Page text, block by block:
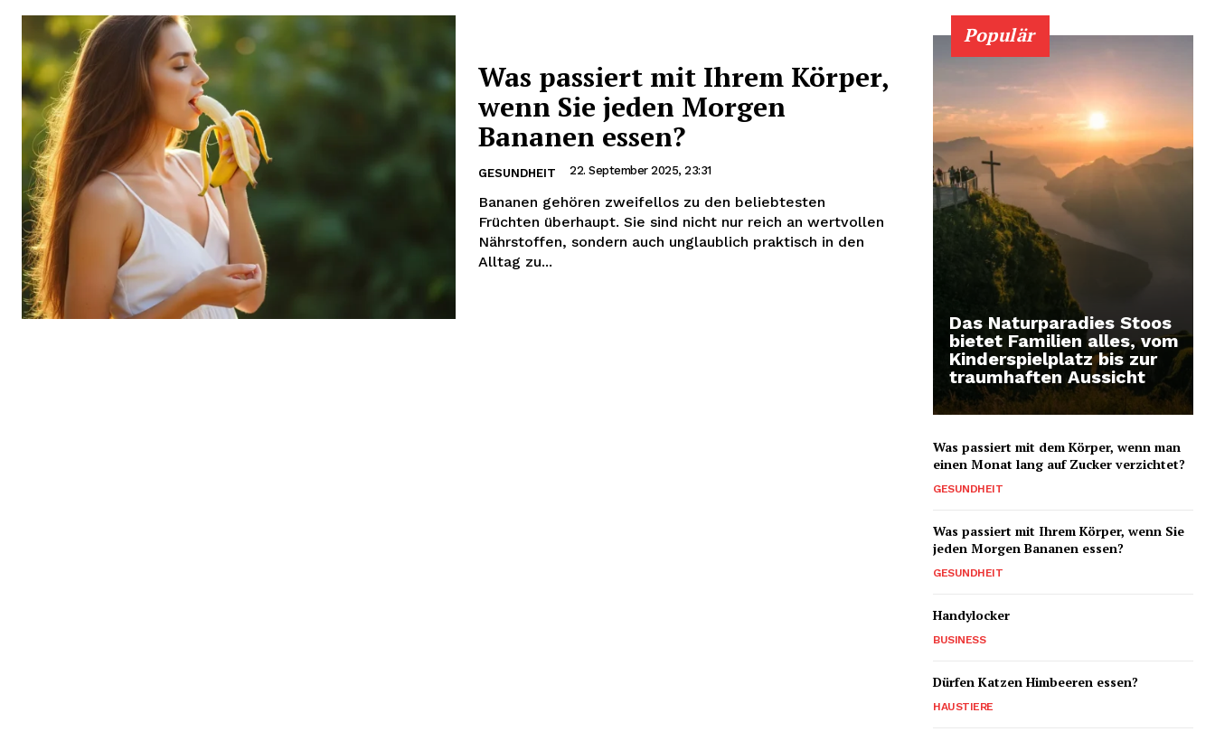
Was passiert mit Ihrem Körper,
wenn Sie jeden Morgen
Bananen essen?
GESUNDHEIT 22. September 2025, 23:31
Bananen gehören zweifellos zu den beliebtesten
Früchten überhaupt. Sie sind nicht nur reich an wertvollen
Nährstoffen, sondern auch unglaublich praktisch in den
Alltag zu...
Populär
Das Naturparadies Stoos
bietet Familien alles, vom
Kinderspielplatz bis zur
traumhaften Aussicht
Was passiert mit dem Körper, wenn man
einen Monat lang auf Zucker verzichtet?
GESUNDHEIT
Was passiert mit Ihrem Körper, wenn Sie
jeden Morgen Bananen essen?
GESUNDHEIT
Handylocker
BUSINESS
Dürfen Katzen Himbeeren essen?
HAUSTIERE